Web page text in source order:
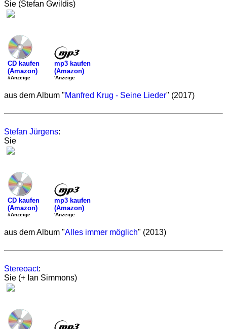
Sie (Stefan Gwildis)
CD kaufen
(Amazon)
#Anzeige
mp3 kaufen
(Amazon)
'Anzeige
aus dem Album "Manfred Krug - Seine Lieder" (2017)
Stefan Jürgens:
Sie
CD kaufen
(Amazon)
#Anzeige
mp3 kaufen
(Amazon)
'Anzeige
aus dem Album "Alles immer möglich" (2013)
Stereoact:
Sie (+ Ian Simmons)